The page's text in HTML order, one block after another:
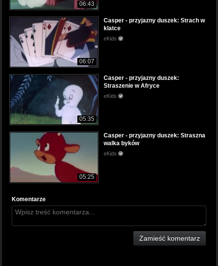
06:43
06:07
Casper - przyjazny duszek: Strach w
klatce
eKids
05:35
Casper - przyjazny duszek:
Straszenie w Afryce
eKids
05:25
Casper - przyjazny duszek: Straszna
walka byków
eKids
Komentarze
Zamieść komentarz